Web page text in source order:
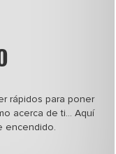
rápidos para poner
acerca de ti… Aquí
encendido.